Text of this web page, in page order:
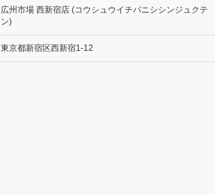
広州市場 西新宿店 (コウシュウイチバニシシンジュクテ
ン)
東京都新宿区西新宿1-12